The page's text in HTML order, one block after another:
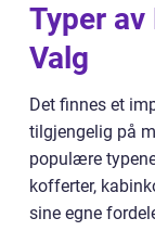
Typer
Valg
Det finnes et
tilgjengelig på
populære
kofferter,
sine egne